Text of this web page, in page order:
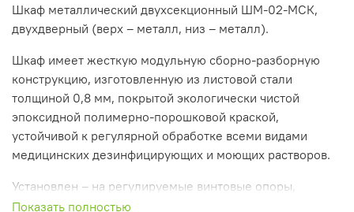
Шкаф металлический двухсекционный ШМ-02-МСК,
двухдверный (верх – металл, низ – металл).
Шкаф имеет жесткую модульную сборно-разборную
конструкцию, изготовленную из листовой стали
толщиной 0,8 мм, покрытой экологически чистой
эпоксидной полимерно-порошковой краской,
устойчивой к регулярной обработке всеми видами
медицинских дезинфицирующих и моющих растворов.
Установлен – на регулируемые винтовые опоры,
которыми основание шкафа выставляется в
Показать полностью